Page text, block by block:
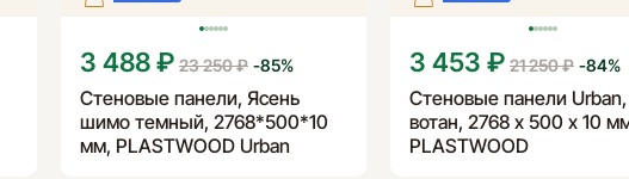
Стеновые панели, Ясень
шимо темный, 2768*500*10
мм, PLASTWOOD Urban
3 488 ₽ 23 250 ₽ -85%
Стеновые панели
вотан, 2768 х 500 х 10
PLASTWOOD
3 453 ₽ 21 250 ₽ -84%